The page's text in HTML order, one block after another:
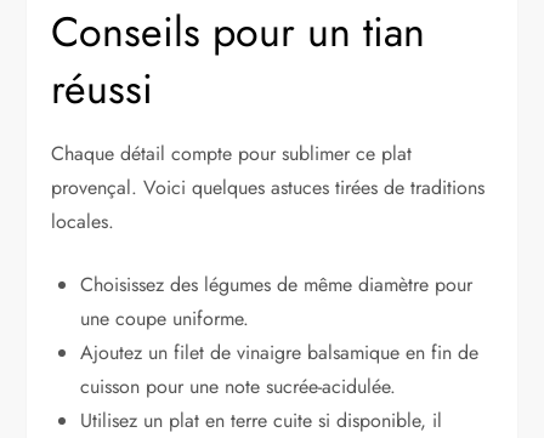
Conseils pour un tian
réussi
Chaque détail compte pour sublimer ce plat
provençal. Voici quelques astuces tirées de traditions
locales.
Choisissez des légumes de même diamètre pour
une coupe uniforme.
Ajoutez un filet de vinaigre balsamique en fin de
cuisson pour une note sucrée-acidulée.
Utilisez un plat en terre cuite si disponible, il